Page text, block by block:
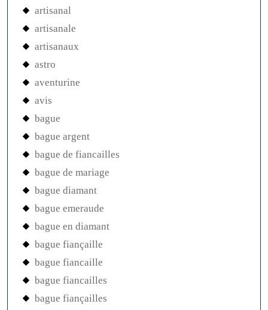
artisanal
artisanale
artisanaux
astro
aventurine
avis
bague
bague argent
bague de fiancailles
bague de mariage
bague diamant
bague emeraude
bague en diamant
bague fiançaille
bague fiancaille
bague fiancailles
bague fiançailles